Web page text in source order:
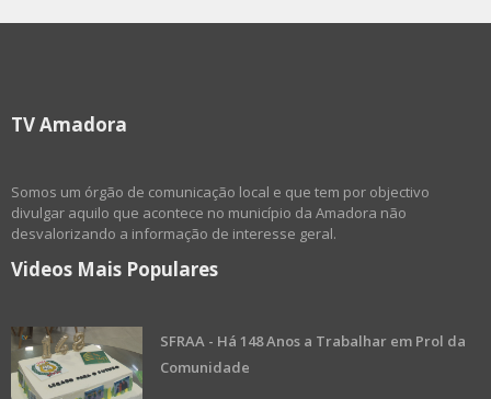
TV Amadora
Somos um órgão de comunicação local e que tem por objectivo
divulgar aquilo que acontece no município da Amadora não
desvalorizando a informação de interesse geral.
Videos Mais Populares
SFRAA - Há 148 Anos a Trabalhar em Prol da
Comunidade